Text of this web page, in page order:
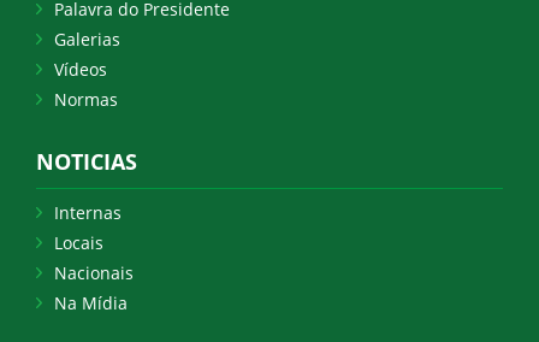
Palavra do Presidente
Galerias
Vídeos
Normas
NOTICIAS
Internas
Locais
Nacionais
Na Mídia